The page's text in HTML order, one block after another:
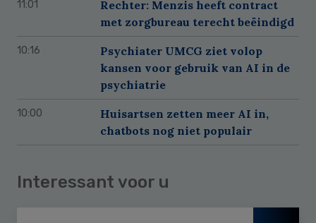
11:01
Rechter: Menzis heeft contract
met zorgbureau terecht beëindigd
10:16
Psychiater UMCG ziet volop
kansen voor gebruik van AI in de
psychiatrie
10:00
Huisartsen zetten meer AI in,
chatbots nog niet populair
Interessant voor u